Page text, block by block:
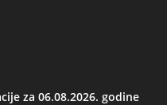
za 06.08.2026. godine